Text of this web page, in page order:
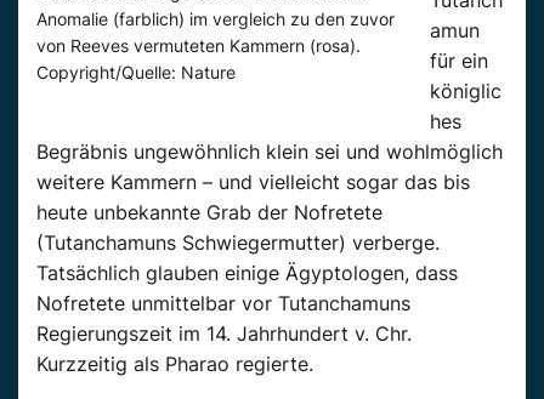
Anomalie (farblich) im vergleich zu den zuvor
von Reeves vermuteten Kammern (rosa).
Copyright/Quelle: Nature
amun
für ein
königlic
hes
Begräbnis ungewöhnlich klein sei und wohlmöglich
weitere Kammern – und vielleicht sogar das bis
heute unbekannte Grab der Nofretete
(Tutanchamuns Schwiegermutter) verberge.
Tatsächlich glauben einige Ägyptologen, dass
Nofretete unmittelbar vor Tutanchamuns
Regierungszeit im 14. Jahrhundert v. Chr.
Kurzzeitig als Pharao regierte.